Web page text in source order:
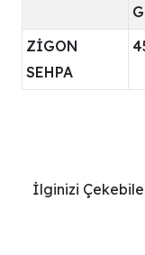
ZİGON
SEHPA
İlginizi